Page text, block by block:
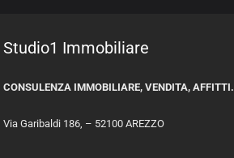
Studio1 Immobiliare
CONSULENZA IMMOBILIARE, VENDITA, AFFITTI.
Via Garibaldi 186, – 52100 AREZZO